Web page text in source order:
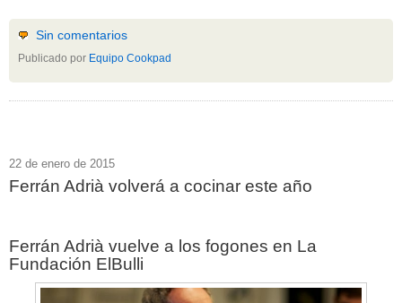
Sin comentarios
Publicado por Equipo Cookpad
22 de enero de 2015
Ferrán Adrià volverá a cocinar este año
Ferrán Adrià vuelve a los fogones en La
Fundación ElBulli